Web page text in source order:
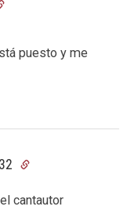
puesto y me
cantautor